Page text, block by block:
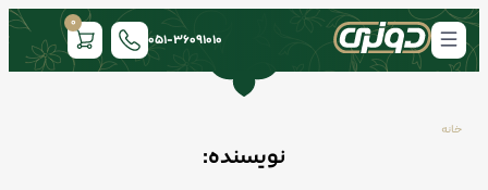
051-36091010
0
خانه
نویسنده: